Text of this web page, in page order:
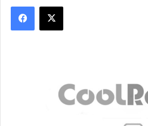
Facebook
X